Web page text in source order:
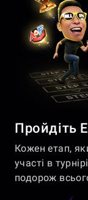
Пройдіть
Кожен етап,
участі в
подорож